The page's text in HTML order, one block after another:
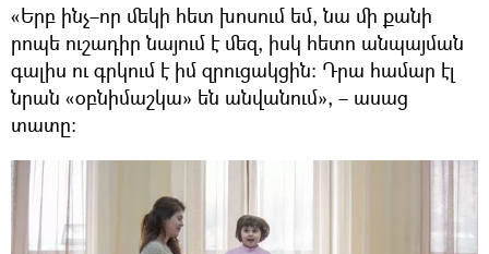
«Երբ ինչ–որ մեկի հետ խոսում եմ, նա մի քանի
րոպե ուշադիր նայում է մեզ, իսկ հետո անպայման
գալիս ու գրկում է իմ զրուցակցին։ Դրա համար էլ
նրան «օբնիմաշկա» են անվանում», – ասաց
տատը։